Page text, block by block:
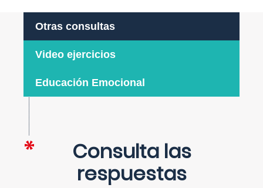
Otras consultas
Video ejercicios
Educación Emocional
Consulta las
respuestas